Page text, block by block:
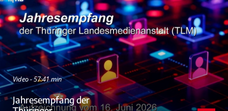
Video - 57:41 min
Jahresempfang der